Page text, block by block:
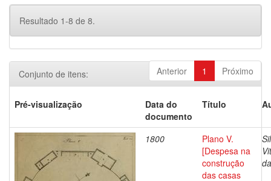
Resultado 1-8 de 8.
Anterior 1 Próximo
Conjunto de itens:
Pré-visualização
Data do
documento
Título
1800
Plano V.
[Despesa na
construção
das casas